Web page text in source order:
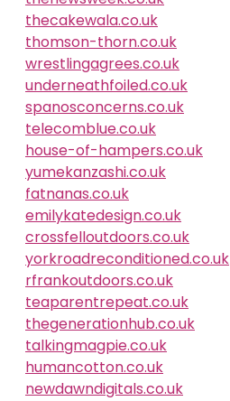
thecakewala.co.uk
thomson-thorn.co.uk
wrestlingagrees.co.uk
underneathfoiled.co.uk
spanosconcerns.co.uk
telecomblue.co.uk
house-of-hampers.co.uk
yumekanzashi.co.uk
fatnanas.co.uk
emilykatedesign.co.uk
crossfelloutdoors.co.uk
yorkroadreconditioned.co.uk
rfrankoutdoors.co.uk
teaparentrepeat.co.uk
thegenerationhub.co.uk
talkingmagpie.co.uk
humancotton.co.uk
newdawndigitals.co.uk